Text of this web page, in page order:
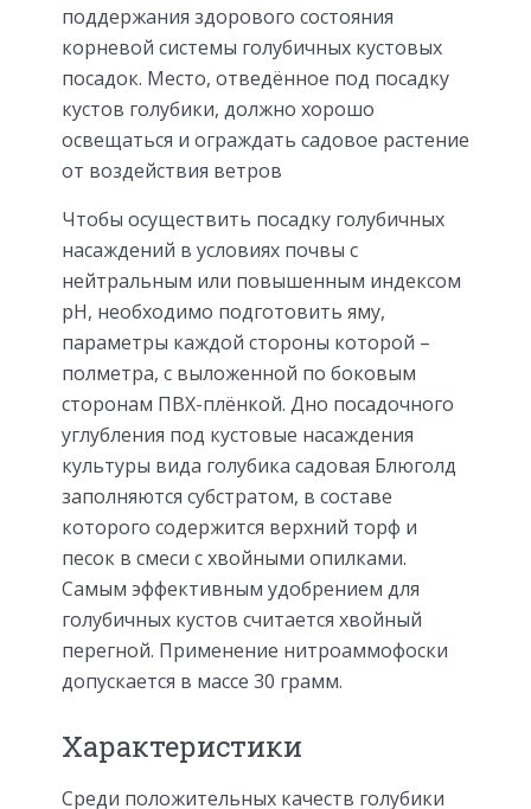
поддержания здорового состояния
корневой системы голубичных кустовых
посадок. Место, отведённое под посадку
кустов голубики, должно хорошо
освещаться и ограждать садовое растение
от воздействия ветров
Чтобы осуществить посадку голубичных
насаждений в условиях почвы с
нейтральным или повышенным индексом
pH, необходимо подготовить яму,
параметры каждой стороны которой –
полметра, с выложенной по боковым
сторонам ПВХ-плёнкой. Дно посадочного
углубления под кустовые насаждения
культуры вида голубика садовая Блюголд
заполняются субстратом, в составе
которого содержится верхний торф и
песок в смеси с хвойными опилками.
Самым эффективным удобрением для
голубичных кустов считается хвойный
перегной. Применение нитроаммофоски
допускается в массе 30 грамм.
Характеристики
Среди положительных качеств голубики